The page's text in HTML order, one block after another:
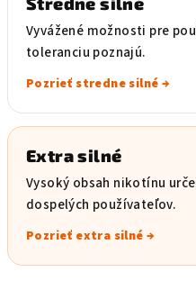
Vyvážené možnosti pre
toleranciu poznajú.
Pozrieť stredne silné →
Extra silné
Vysoký obsah nikotínu
dospelých používateľov.
Pozrieť extra silné →